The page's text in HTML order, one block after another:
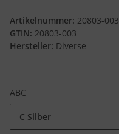
Artikelnummer: 20803-003
GTIN: 20803-003
Hersteller: Diverse
ABC
C Silber